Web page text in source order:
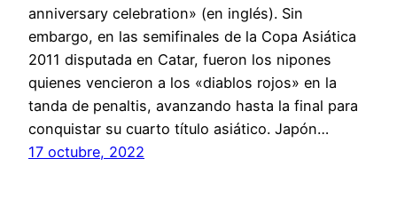
anniversary celebration» (en inglés). Sin
embargo, en las semifinales de la Copa Asiática
2011 disputada en Catar, fueron los nipones
quienes vencieron a los «diablos rojos» en la
tanda de penaltis, avanzando hasta la final para
conquistar su cuarto título asiático. Japón…
17 octubre, 2022